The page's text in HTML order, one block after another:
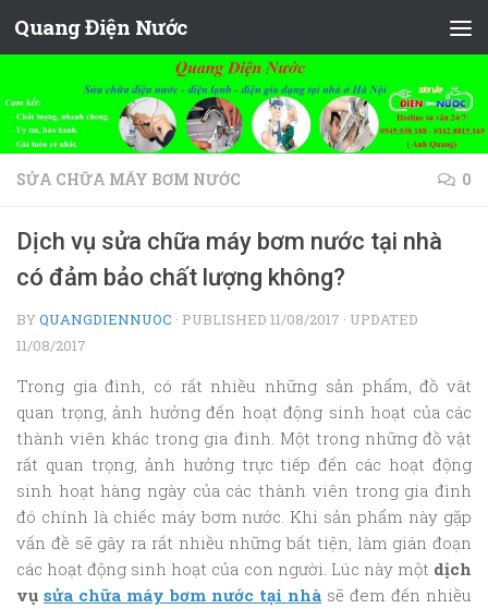
Skip to content
Quang Điện Nước
SỬA CHỮA MÁY BƠM NƯỚC 0
Dịch vụ sửa chữa máy bơm nước tại nhà
có đảm bảo chất lượng không?
BYQUANGDIENNUOC · PUBLISHED 11/08/2017 · UPDATED
11/08/2017
Trong gia đình, có rất nhiều những sản phẩm, đồ vât
quan trọng, ảnh hưởng đến hoạt động sinh hoạt của các
thành viên khác trong gia đình. Một trong những đồ vật
rất quan trọng, ảnh hưởng trực tiếp đến các hoạt động
sinh hoạt hàng ngày của các thành viên trong gia đình
đó chính là chiếc máy bơm nước. Khi sản phẩm này gặp
vấn đề sẽ gây ra rất nhiều những bất tiện, làm gián đoạn
các hoạt động sinh hoạt của con người. Lúc này một dịch
vụ sửa chữa máy bơm nước tại nhà sẽ đem đến nhiều